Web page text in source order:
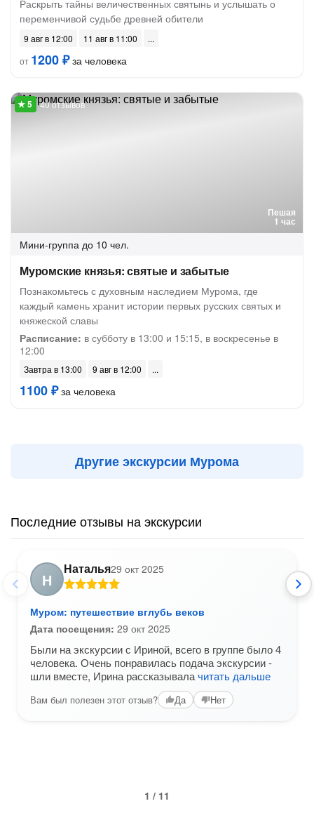
Раскрыть тайны величественных святынь и услышать о
переменчивой судьбе древней обители
9 авг в 12:00
11 авг в 11:00
от 1200 ₽за человека
Пешая
1 час
40 отзывов
Мини-группа до 10 чел.
Муромские князья: святые и забытые
Познакомьтесь с духовным наследием Мурома, где
каждый камень хранит истории первых русских святых и
княжеской славы
Расписание: в субботу в 13:00 и 15:15, в воскресенье в
12:00
Завтра в 13:00 9 авг в 12:00
1100 ₽за человека
Другие экскурсии Мурома
Последние отзывы на экскурсии
Н
Наталья29 окт 2025
Муром: путешествие вглубь веков
Дата посещения: 29 окт 2025
Были на экскурсии с Ириной, всего в группе было 4
человека. Очень понравилась подача экскурсии -
шли вместе, Ирина рассказывалачитать дальше
Вам был полезен этот отзыв? Да Нет
1 / 11